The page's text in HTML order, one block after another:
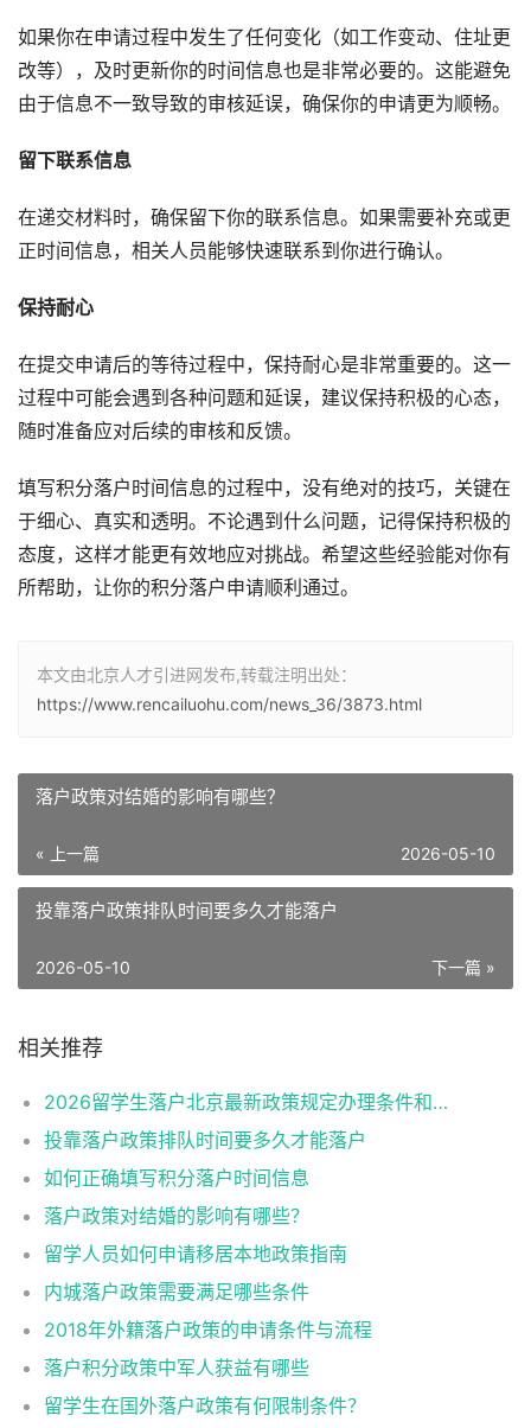
如果你在申请过程中发生了任何变化（如工作变动、住址更
改等），及时更新你的时间信息也是非常必要的。这能避免
由于信息不一致导致的审核延误，确保你的申请更为顺畅。
留下联系信息
在递交材料时，确保留下你的联系信息。如果需要补充或更
正时间信息，相关人员能够快速联系到你进行确认。
保持耐心
在提交申请后的等待过程中，保持耐心是非常重要的。这一
过程中可能会遇到各种问题和延误，建议保持积极的心态，
随时准备应对后续的审核和反馈。
填写积分落户时间信息的过程中，没有绝对的技巧，关键在
于细心、真实和透明。不论遇到什么问题，记得保持积极的
态度，这样才能更有效地应对挑战。希望这些经验能对你有
所帮助，让你的积分落户申请顺利通过。
本文由北京人才引进网发布,转载注明出处：
https://www.rencailuohu.com/news_36/3873.html
落户政策对结婚的影响有哪些？
« 上一篇 2026-05-10
投靠落户政策排队时间要多久才能落户
下一篇 »
2026-05-10
相关推荐
2026留学生落户北京最新政策规定办理条件和材料及流程
投靠落户政策排队时间要多久才能落户
如何正确填写积分落户时间信息
落户政策对结婚的影响有哪些？
留学人员如何申请移居本地政策指南
内城落户政策需要满足哪些条件
2018年外籍落户政策的申请条件与流程
落户积分政策中军人获益有哪些
留学生在国外落户政策有何限制条件？